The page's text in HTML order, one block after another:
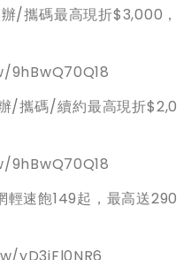
/攜碼最高現折$3,000，
/攜碼/續約最高現折$2,0
輕速飽149起，最高送290